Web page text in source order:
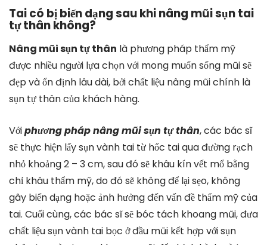
Tai có bị biến dạng sau khi nâng mũi sụn tai
tự thân không?
Nâng mũi sụn tự thân là phương pháp thẩm mỹ
được nhiều người lựa chọn với mong muốn sống mũi sẽ
đẹp và ổn định lâu dài, bởi chất liệu nâng mũi chính là
sụn tự thân của khách hàng.
Vớiphương pháp nâng mũi sụn tự thân, các bác sĩ
sẽ thực hiện lấy sụn vành tai từ hốc tai qua đường rạch
nhỏ khoảng 2 – 3 cm, sau đó sẽ khâu kín vết mổ bằng
chỉ khâu thẩm mỹ, do đó sẽ không để lại sẹo, không
gây biến dạng hoặc ảnh hưởng đến vấn đề thẩm mỹ của
tai. Cuối cùng, các bác sĩ sẽ bóc tách khoang mũi, đưa
chất liệu sụn vành tai bọc ở đầu mũi kết hợp với sụn